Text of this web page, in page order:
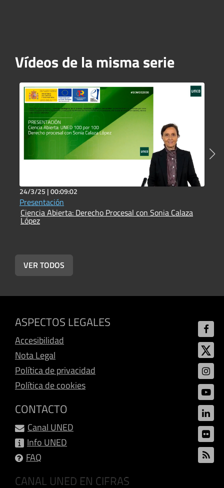
Vídeos de la misma serie
24/3/25 |00:09:02
Presentación
Ciencia Abierta: Derecho Procesal con Sonia Calaza
López
VER TODOS
ASPECTOS LEGALES
Accesibilidad
Nota Legal
Política de privacidad
Política de cookies
CONTACTO
Canal UNED
Info UNED
FAQ
CANAL UNED EN CIFRAS